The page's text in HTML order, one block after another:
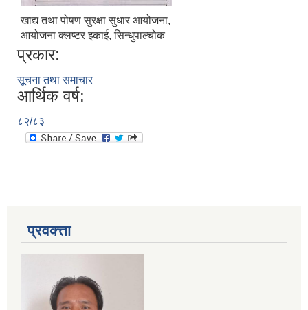
खाद्य तथा पोषण सुरक्षा सुधार आयोजना,
आयोजना क्लष्टर इकाई, सिन्धुपाल्चोक
प्रकार:
सूचना तथा समाचार
आर्थिक वर्ष:
८२/८३
प्रवक्त्ता